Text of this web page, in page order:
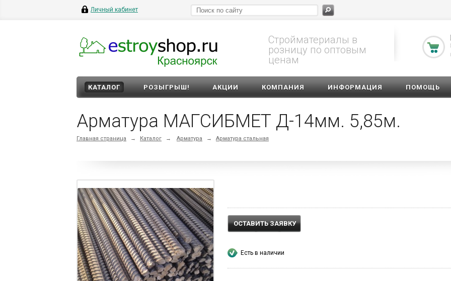
Личный кабинет
Стройматериалы в
розницу по оптовым
ценам
КАТАЛОГ РОЗЫГРЫШ! АКЦИИ КОМПАНИЯ ИНФОРМАЦИЯ ПОМОЩЬ
Арматура МАГСИБМЕТ Д-14мм. 5,85м.
Главная страница → Каталог → Арматура → Арматура стальная
ОСТАВИТЬ ЗАЯВКУ
Есть в наличии